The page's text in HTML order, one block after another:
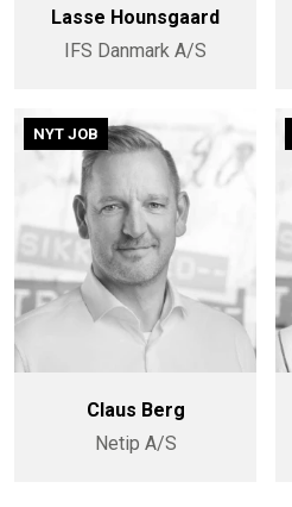
Lasse Hounsgaard
IFS Danmark A/S
NYT JOB
Claus Berg
Netip A/S